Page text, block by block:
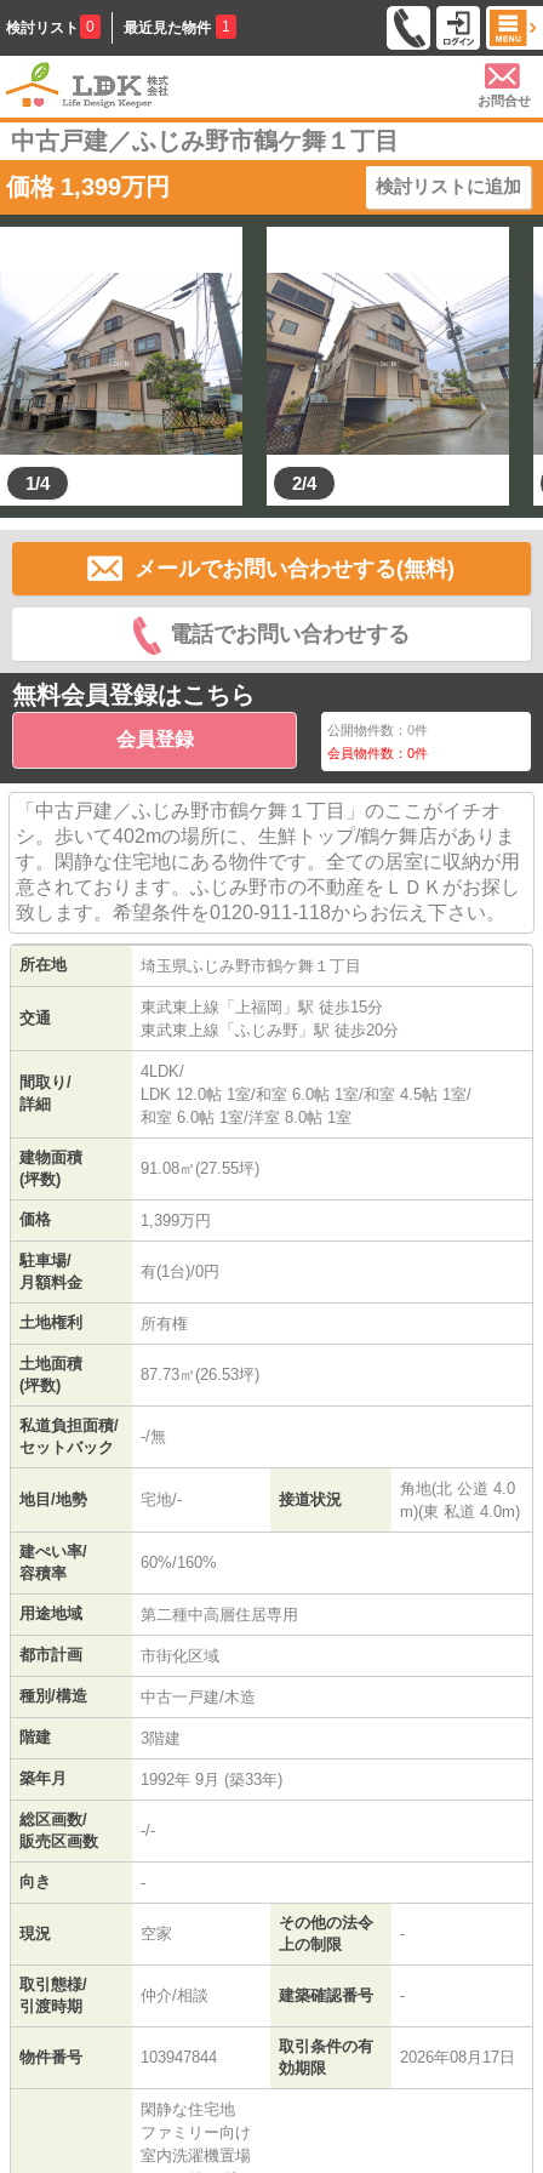
検討リスト 0 最近見た物件 1
お問合せ
中古戸建／ふじみ野市鶴ケ舞１丁目
価格 1,399万円 検討リストに追加
1/4 2/4
メールでお問い合わせする(無料)
電話でお問い合わせする
無料会員登録はこちら
会員登録 公開物件数：0件
会員物件数：0件
「中古戸建／ふじみ野市鶴ケ舞１丁目」のここがイチオ
シ。歩いて402mの場所に、生鮮トップ/鶴ケ舞店がありま
す。閑静な住宅地にある物件です。全ての居室に収納が用
意されております。ふじみ野市の不動産をＬＤＫがお探し
致します。希望条件を0120-911-118からお伝え下さい。
所在地 埼玉県ふじみ野市鶴ケ舞 １丁目
交通
東武東上線 「 上福岡 」駅 徒歩15分
東武東上線 「 ふじみ野 」駅 徒歩20分
間取り/
詳細
4LDK/
LDK 12.0帖 1室/和室 6.0帖 1室/和室 4.5帖 1室/
和室 6.0帖 1室/洋室 8.0帖 1室
建物面積
(坪数)
91.08㎡(27.55坪)
価格 1,399万円
駐車場/
月額料金
有(1台)/0円
土地権利 所有権
土地面積
(坪数)
87.73㎡(26.53坪)
私道負担面積/
セットバック
-/無
地目/地勢 宅地/- 接道状況
角地(北 公道 4.0
m)(東 私道 4.0m)
建ぺい率/
容積率
60%/160%
用途地域 第二種中高層住居専用
都市計画 市街化区域
種別/構造 中古一戸建/木造
階建 3階建
築年月 1992年 9月 (築33年)
総区画数/
販売区画数
-/-
向き -
現況 空家
その他の法令
上の制限
-
取引態様/
引渡時期
仲介/相談 建築確認番号 -
物件番号 103947844
取引条件の有
効期限
2026年08月17日
閑静な住宅地
ファミリー向け
室内洗濯機置場